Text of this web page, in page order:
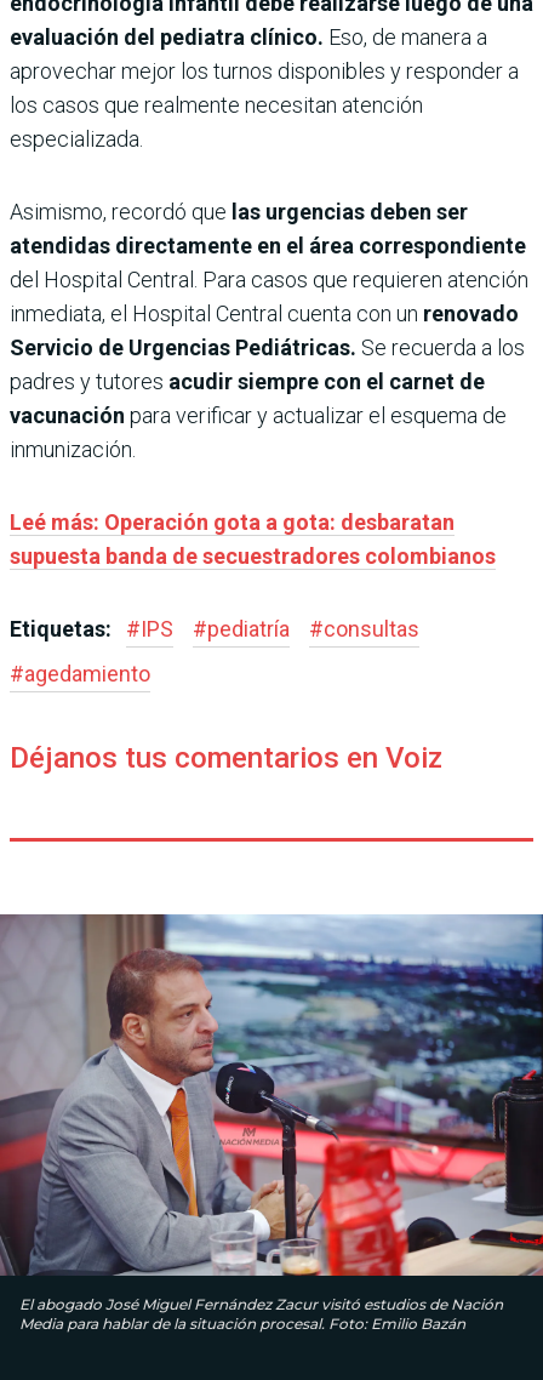
evaluación del pediatra clínico. Eso, de manera a
aprovechar mejor los turnos disponibles y responder a
los casos que realmente necesitan atención
especializada.
Asimismo, recordó que las urgencias deben ser
atendidas directamente en el área correspondiente
del Hospital Central. Para casos que requieren atención
inmediata, el Hospital Central cuenta con un renovado
Servicio de Urgencias Pediátricas. Se recuerda a los
padres y tutores acudir siempre con el carnet de
vacunación para verificar y actualizar el esquema de
inmunización.
Leé más: Operación gota a gota: desbaratan
supuesta banda de secuestradores colombianos
Etiquetas: #IPS #pediatría #consultas
#agedamiento
Déjanos tus comentarios en Voiz
El abogado José Miguel Fernández Zacur visitó estudios de Nación
Media para hablar de la situación procesal. Foto: Emilio Bazán